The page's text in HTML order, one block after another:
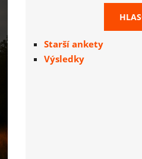
Starší ankety
Výsledky